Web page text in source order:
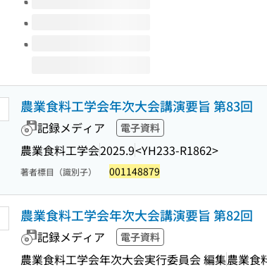
農業食料工学会年次大会講演要旨 第83回
記録メディア 電子資料
農業食料工学会2025.9<YH233-R1862>
著者標目（識別子） 001148879
農業食料工学会年次大会講演要旨 第82回
記録メディア 電子資料
農業食料工学会年次大会実行委員会 編集農業食